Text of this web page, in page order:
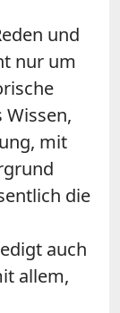
und
nur um
mit
die
auch
allem,